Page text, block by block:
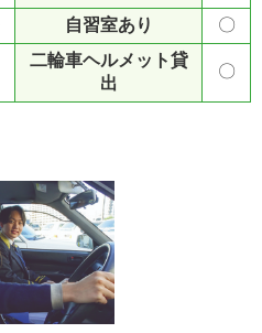
自習室あり 〇
二輪車ヘルメット貸
出
〇